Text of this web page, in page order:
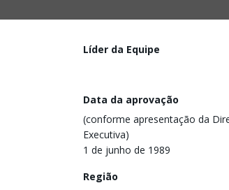
Líder da Equipe
Data da aprovação
(conforme apresentação da
Executiva)
1 de junho de 1989
Região